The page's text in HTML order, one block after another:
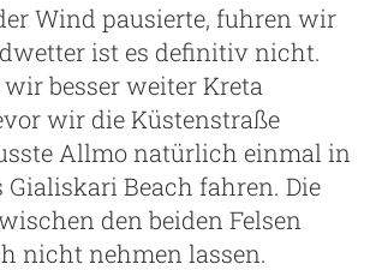
Wind pausierte, fuhren wir
ist es definitiv nicht.
besser weiter Kreta
wir die Küstenstraße
Allmo natürlich einmal in
Gialiskari Beach fahren. Die
den beiden Felsen
nicht nehmen lassen.